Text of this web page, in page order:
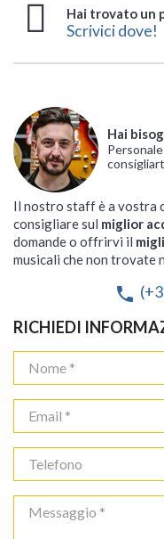
Hai trovato un
Scrivici dove!
Hai
Il nostro staff è a vostra
consigliare sul miglior
domande o offrirvi il
musicali che non trovate
phone
RICHIEDI